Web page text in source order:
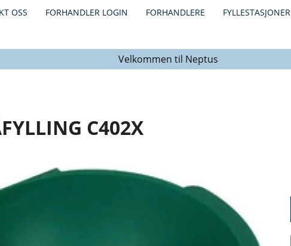
OSS FORHANDLER LOGIN FORHANDLERE FYLLESTASJONER
Velkommen til Neptus
C402X